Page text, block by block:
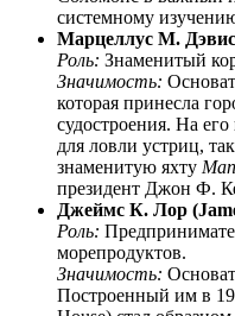
системному
Марцеллус М.
Роль: Знаменитый
Значимость:
которая принесла
судостроения. На
для ловли устриц,
знаменитую яхту
президент Джон Ф.
Джеймс К. Лор
Роль:
морепродуктов.
Значимость:
Построенный им в